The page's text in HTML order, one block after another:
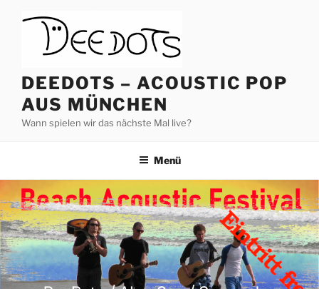
Inhalt
DEEDOTS – ACOUSTIC POP
AUS MÜNCHEN
Wann spielen wir das nächste Mal live?
Menü